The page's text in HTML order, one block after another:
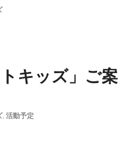
キッズ」ご案
, 活動予定